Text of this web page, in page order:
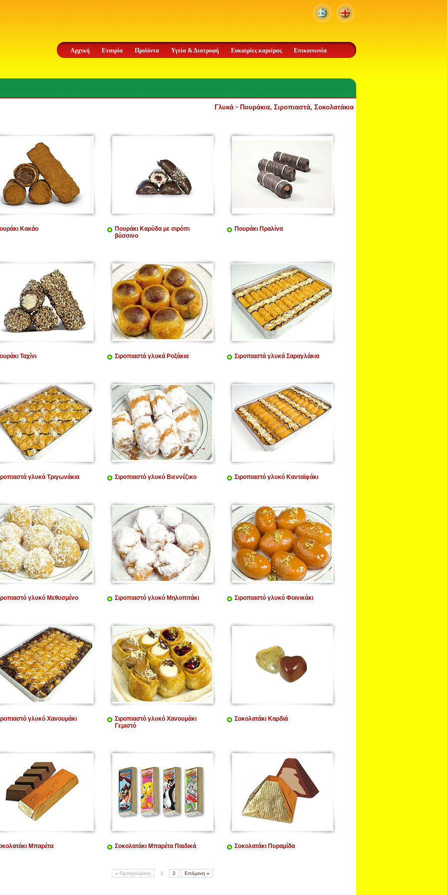
Αρχική Εταιρία Προϊόντα Υγεία & Διατροφή Ευκαιρίες καριέρας Επικοινωνία
Γλυκά > Πουράκια, Σιροπιαστά, Σοκολατάκια
Κακάο
Πουράκι Καρύδα με σιρόπι
βύσσινο
Πουράκι Πραλίνα
Ταχίνι Σιροπιαστά γλυκά Ροξάκια Σιροπιαστά γλυκά Σαραγλάκια
γλυκά Τριγωνάκια Σιροπιαστό γλυκό Βιεννέζικο Σιροπιαστό γλυκό Κανταϊφάκι
γλυκό Μεθυσμένο Σιροπιαστό γλυκό Μηλοπιτάκι Σιροπιαστό γλυκό Φοινικάκι
γλυκό Χανουμάκι
Σιροπιαστό γλυκό Χανουμάκι
Γεμιστό
Σοκολατάκι Καρδιά
Μπαρέτα Σοκολατάκι Μπαρέτα Παιδικά Σοκολατάκι Πυραμίδα
« Προηγούμενη 1 2 Επόμενη »